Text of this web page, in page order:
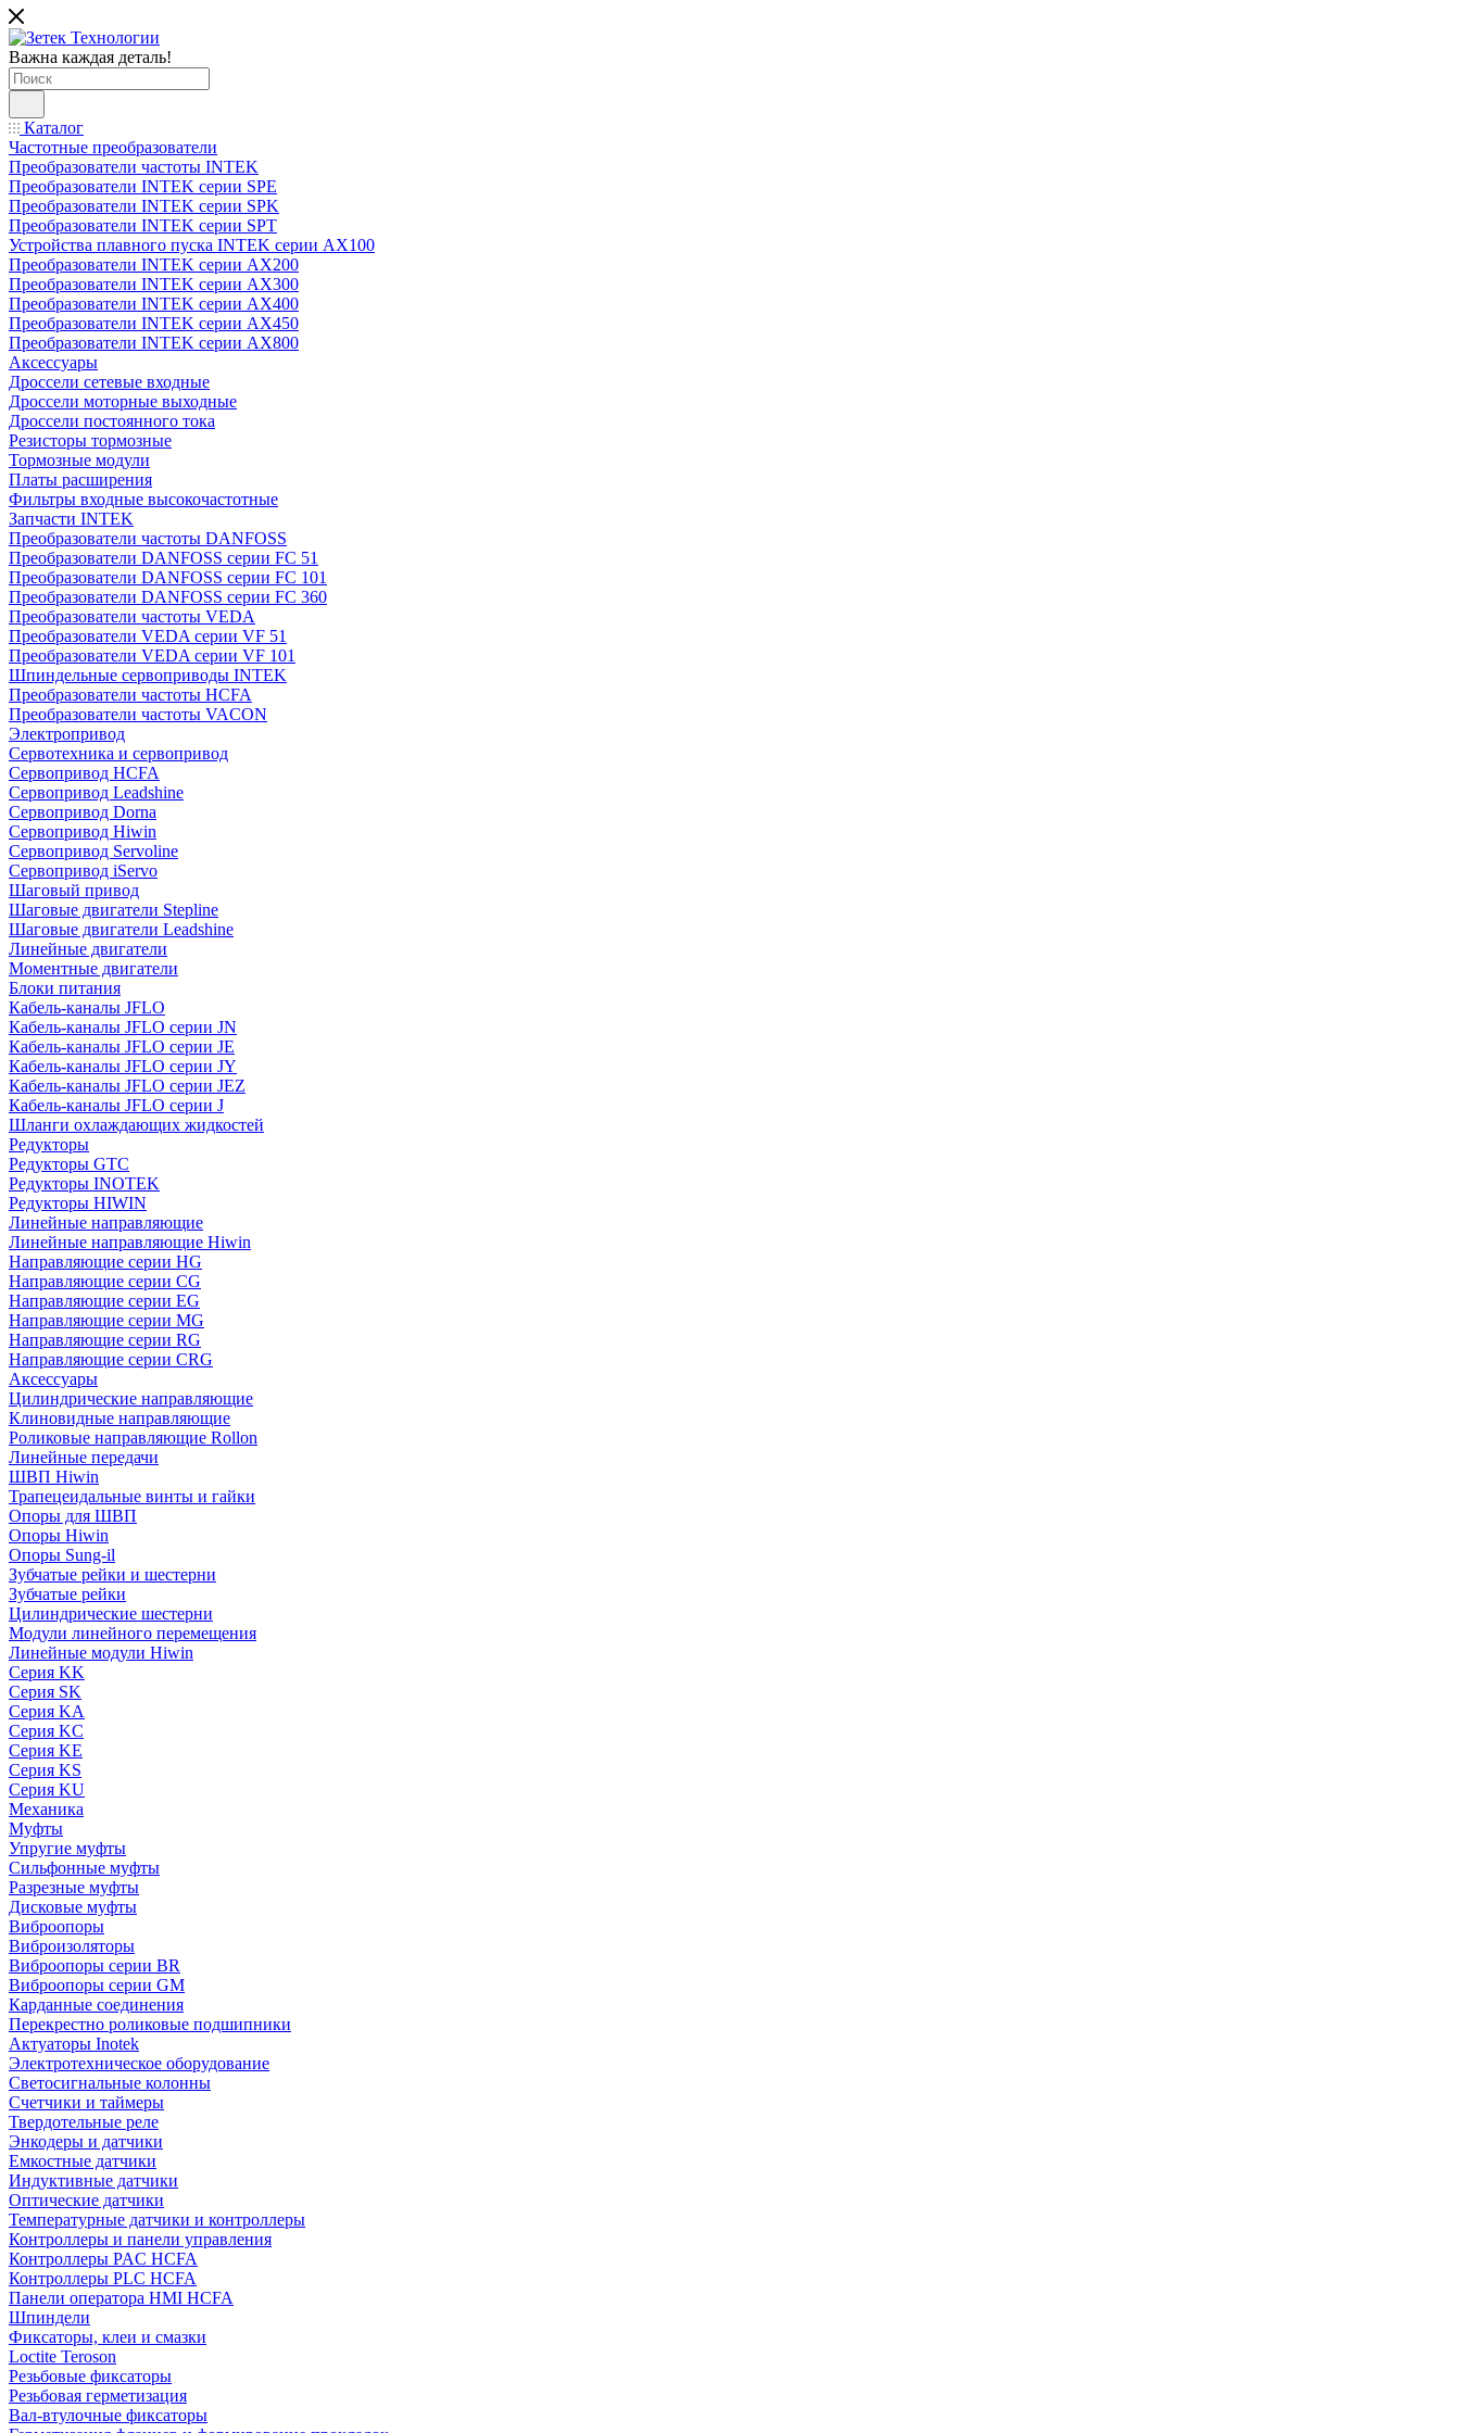
Важна каждая деталь!
Каталог
Частотные преобразователи
Преобразователи частоты INTEK
Преобразователи INTEK серии SPE
Преобразователи INTEK серии SPK
Преобразователи INTEK серии SPT
Устройства плавного пуска INTEK серии AX100
Преобразователи INTEK серии AX200
Преобразователи INTEK серии AX300
Преобразователи INTEK серии AX400
Преобразователи INTEK серии AX450
Преобразователи INTEK серии AX800
Аксессуары
Дроссели сетевые входные
Дроссели моторные выходные
Дроссели постоянного тока
Резисторы тормозные
Тормозные модули
Платы расширения
Фильтры входные высокочастотные
Запчасти INTEK
Преобразователи частоты DANFOSS
Преобразователи DANFOSS серии FC 51
Преобразователи DANFOSS серии FC 101
Преобразователи DANFOSS серии FC 360
Преобразователи частоты VEDA
Преобразователи VEDA серии VF 51
Преобразователи VEDA серии VF 101
Шпиндельные сервоприводы INTEK
Преобразователи частоты HCFA
Преобразователи частоты VACON
Электропривод
Сервотехника и сервопривод
Сервопривод HCFA
Сервопривод Leadshine
Сервопривод Dorna
Сервопривод Hiwin
Сервопривод Servoline
Сервопривод iServo
Шаговый привод
Шаговые двигатели Stepline
Шаговые двигатели Leadshine
Линейные двигатели
Моментные двигатели
Блоки питания
Кабель-каналы JFLO
Кабель-каналы JFLO серии JN
Кабель-каналы JFLO серии JE
Кабель-каналы JFLO серии JY
Кабель-каналы JFLO серии JEZ
Кабель-каналы JFLO серии J
Шланги охлаждающих жидкостей
Редукторы
Редукторы GTC
Редукторы INOTEK
Редукторы HIWIN
Линейные направляющие
Линейные направляющие Hiwin
Направляющие серии HG
Направляющие серии CG
Направляющие серии EG
Направляющие серии MG
Направляющие серии RG
Направляющие серии CRG
Аксессуары
Цилиндрические направляющие
Клиновидные направляющие
Роликовые направляющие Rollon
Линейные передачи
ШВП Hiwin
Трапецеидальные винты и гайки
Опоры для ШВП
Опоры Hiwin
Опоры Sung-il
Зубчатые рейки и шестерни
Зубчатые рейки
Цилиндрические шестерни
Модули линейного перемещения
Линейные модули Hiwin
Серия KK
Серия SK
Серия KA
Серия KC
Серия KE
Серия KS
Серия KU
Механика
Муфты
Упругие муфты
Сильфонные муфты
Разрезные муфты
Дисковые муфты
Виброопоры
Виброизоляторы
Виброопоры серии BR
Виброопоры серии GM
Карданные соединения
Перекрестно роликовые подшипники
Актуаторы Inotek
Электротехническое оборудование
Светосигнальные колонны
Счетчики и таймеры
Твердотельные реле
Энкодеры и датчики
Емкостные датчики
Индуктивные датчики
Оптические датчики
Температурные датчики и контроллеры
Контроллеры и панели управления
Контроллеры PAC HCFA
Контроллеры PLC HCFA
Панели оператора HMI HCFA
Шпиндели
Фиксаторы, клеи и смазки
Loctite Teroson
Резьбовые фиксаторы
Резьбовая герметизация
Вал-втулочные фиксаторы